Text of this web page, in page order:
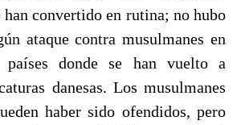
han convertido en rutina; no hubo
ataque contra musulmanes en
donde se han vuelto a
danesas. Los musulmanes
haber sido ofendidos, pero